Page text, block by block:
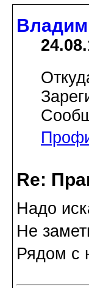
Re:
Надо
Не
Рядом с